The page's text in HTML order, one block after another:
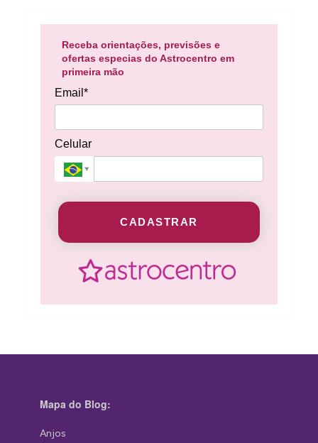
Receba orientações, previsões e
ofertas especias do Astrocentro em
primeira mão
Email*
Celular
CADASTRAR
Mapa do Blog:
Anjos